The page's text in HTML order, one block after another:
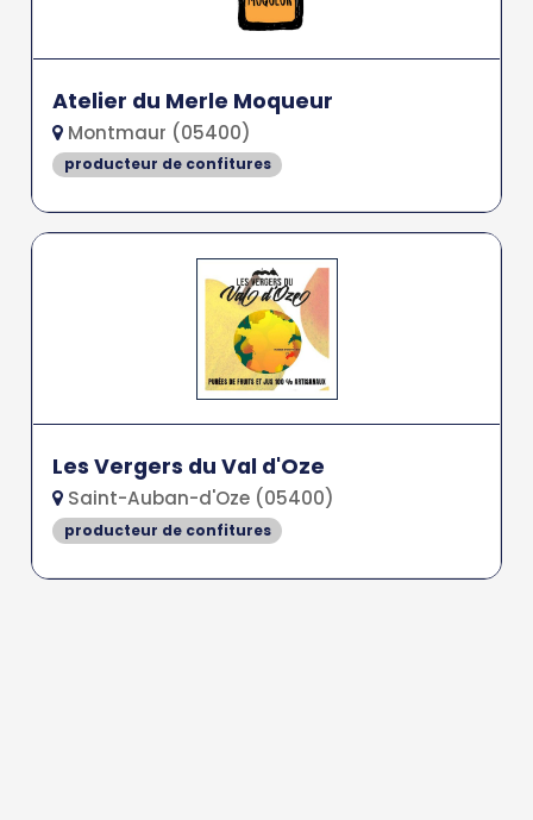
Atelier du Merle Moqueur
Montmaur (05400)
producteur de confitures
Les Vergers du Val d'Oze
Saint-Auban-d'Oze (05400)
producteur de confitures